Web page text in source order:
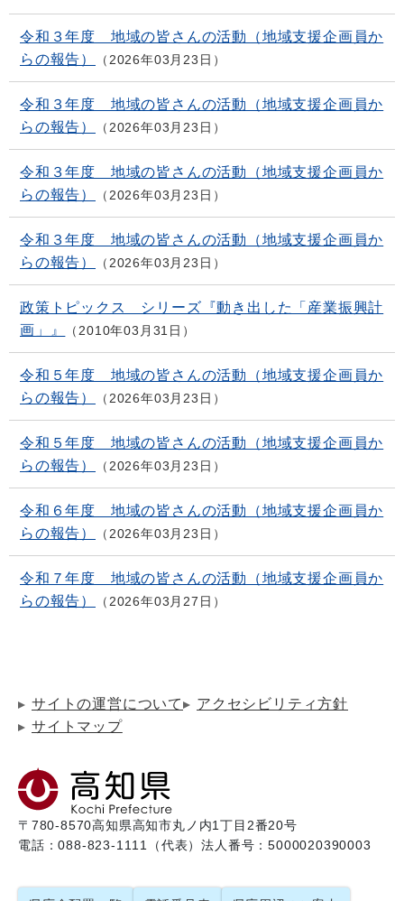
令和３年度 地域の皆さんの活動（地域支援企画員か
らの報告）
2026年03月23日
令和３年度 地域の皆さんの活動（地域支援企画員か
らの報告）
2026年03月23日
令和３年度 地域の皆さんの活動（地域支援企画員か
らの報告）
2026年03月23日
令和３年度 地域の皆さんの活動（地域支援企画員か
らの報告）
2026年03月23日
政策トピックス シリーズ『動き出した「産業振興計
画」』
2010年03月31日
令和５年度 地域の皆さんの活動（地域支援企画員か
らの報告）
2026年03月23日
令和５年度 地域の皆さんの活動（地域支援企画員か
らの報告）
2026年03月23日
令和６年度 地域の皆さんの活動（地域支援企画員か
らの報告）
2026年03月23日
令和７年度 地域の皆さんの活動（地域支援企画員か
らの報告）
2026年03月27日
サイトの運営について
アクセシビリティ方針
サイトマップ
〒780-8570高知県高知市丸ノ内1丁目2番20号
電話：088-823-1111（代表）法人番号：5000020390003